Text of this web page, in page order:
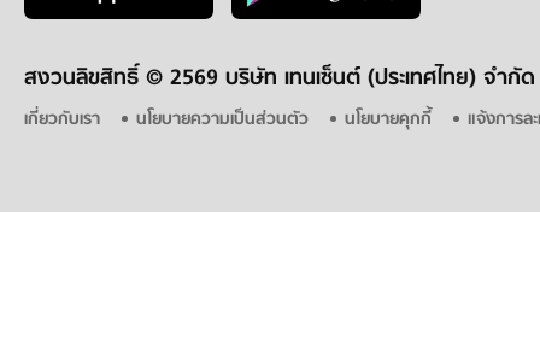
สงวนลิขสิทธิ์ © 2569 บริษัท เทนเซ็นต์ (ประเทศไทย) จำกัด
เกี่ยวกับเรา นโยบายความเป็นส่วนตัว นโยบายคุกกี้ แจ้งการล